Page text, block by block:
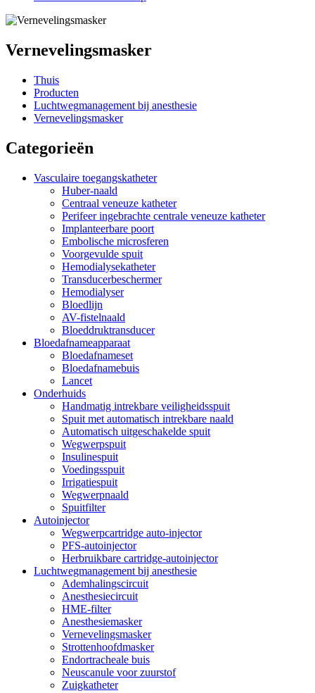
Vernevelingsmasker
Thuis
Producten
Luchtwegmanagement bij anesthesie
Vernevelingsmasker
Categorieën
Vasculaire toegangskatheter
Huber-naald
Centraal veneuze katheter
Perifeer ingebrachte centrale veneuze katheter
Implanteerbare poort
Embolische microsferen
Voorgevulde spuit
Hemodialysekatheter
Transducerbeschermer
Hemodialyser
Bloedlijn
AV-fistelnaald
Bloeddruktransducer
Bloedafnameapparaat
Bloedafnameset
Bloedafnamebuis
Lancet
Onderhuids
Handmatig intrekbare veiligheidsspuit
Spuit met automatisch intrekbare naald
Automatisch uitgeschakelde spuit
Wegwerpspuit
Insulinespuit
Voedingsspuit
Irrigatiespuit
Wegwerpnaald
Spuitfilter
Autoinjector
Wegwerpcartridge auto-injector
PFS-autoinjector
Herbruikbare cartridge-autoinjector
Luchtwegmanagement bij anesthesie
Ademhalingscircuit
Anesthesiecircuit
HME-filter
Anesthesiemasker
Vernevelingsmasker
Strottenhoofdmasker
Endortracheale buis
Neuscanule voor zuurstof
Zuigkatheter